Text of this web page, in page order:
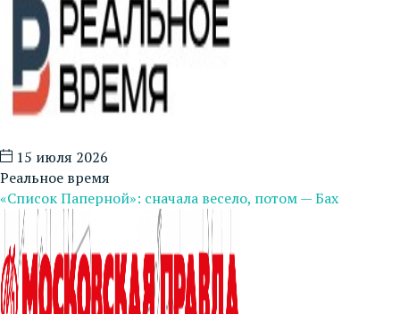
15 июля 2026
Реальное время
«Список Паперной»: сначала весело, потом — Бах